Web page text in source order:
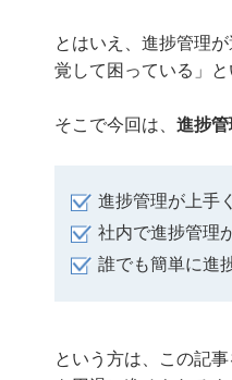
とはいえ、進捗管理
覚して困っている」
そこで今回は、 進捗
進捗管理が上手
社内で進捗管理
誰でも簡単に進
という方は、この記